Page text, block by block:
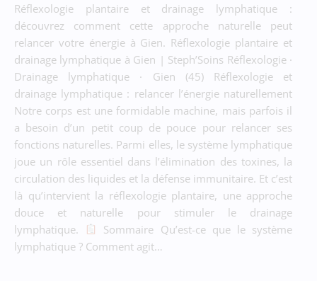
Réflexologie plantaire et drainage lymphatique :
découvrez comment cette approche naturelle peut
relancer votre énergie à Gien. Réflexologie plantaire et
drainage lymphatique à Gien | Steph’Soins Réflexologie ·
Drainage lymphatique · Gien (45) Réflexologie et
drainage lymphatique : relancer l’énergie naturellement
Notre corps est une formidable machine, mais parfois il
a besoin d’un petit coup de pouce pour relancer ses
fonctions naturelles. Parmi elles, le système lymphatique
joue un rôle essentiel dans l’élimination des toxines, la
circulation des liquides et la défense immunitaire. Et c’est
là qu’intervient la réflexologie plantaire, une approche
douce et naturelle pour stimuler le drainage
lymphatique.
Sommaire Qu’est-ce que le système
lymphatique ? Comment agit…